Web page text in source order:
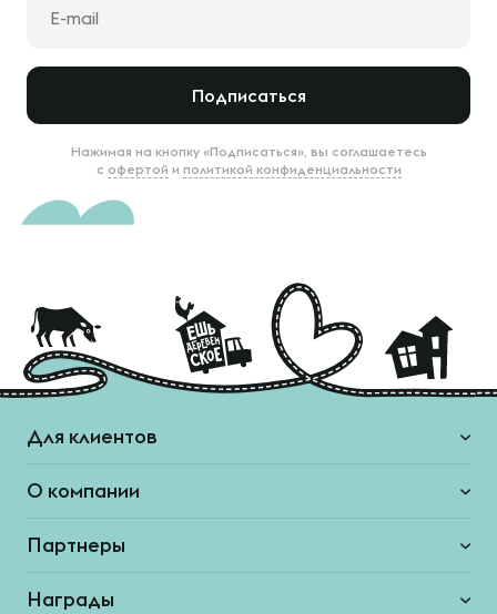
Подписаться
Нажимая на кнопку «Подписаться», вы соглашаетесь
с офертой и политикой конфиденциальности
Для клиентов
О компании
Партнеры
Награды